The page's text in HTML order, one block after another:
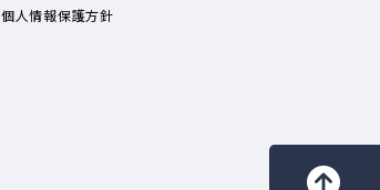
個人情報保護方針